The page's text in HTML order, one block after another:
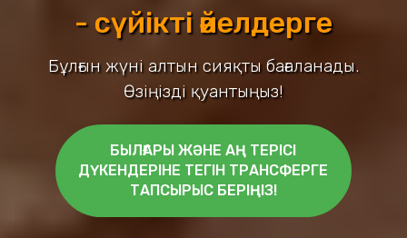
- сүйікті әйелдерге
Бұлғын жүні алтын сияқты бағаланады.
Өзіңізді қуантыңыз!
БЫЛҒАРЫ ЖӘНЕ АҢ ТЕРІСІ
ДҮКЕНДЕРІНЕ ТЕГІН ТРАНСФЕРГЕ
ТАПСЫРЫС БЕРІҢІЗ!